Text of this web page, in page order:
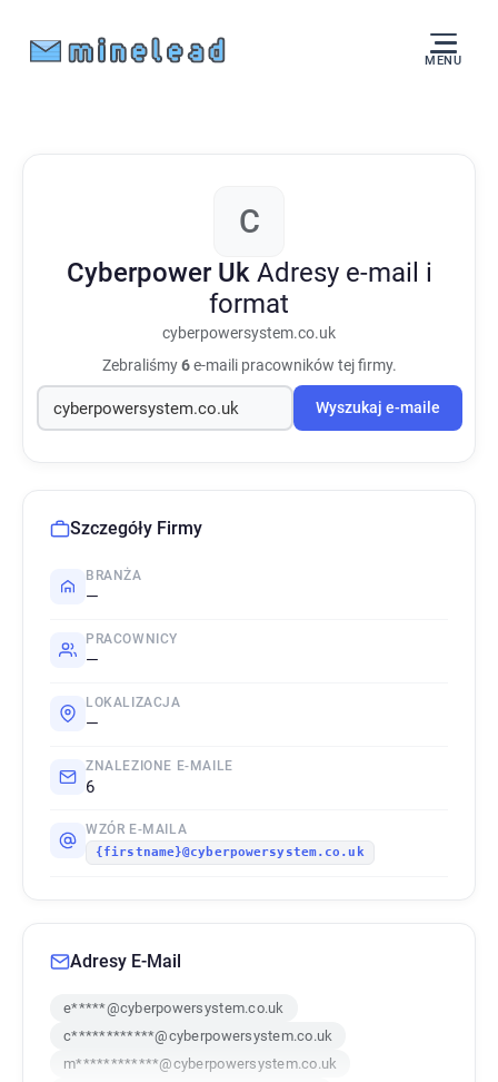
MENU
C
Cyberpower Uk Adresy e-mail i
format
cyberpowersystem.co.uk
Zebraliśmy6e-maili pracowników tej firmy.
Wyszukaj e-maile
Szczegóły Firmy
BRANŻA
—
PRACOWNICY
—
LOKALIZACJA
—
ZNALEZIONE E-MAILE
6
WZÓR E-MAILA
{firstname}@cyberpowersystem.co.uk
Adresy E-Mail
e*****@cyberpowersystem.co.uk
c************@cyberpowersystem.co.uk
m************@cyberpowersystem.co.uk